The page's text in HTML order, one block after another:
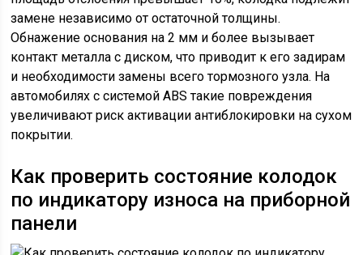
замене независимо от остаточной толщины.
Обнажение основания на 2 мм и более вызывает
контакт металла с диском, что приводит к его задирам
и необходимости замены всего тормозного узла. На
автомобилях с системой ABS такие повреждения
увеличивают риск активации антиблокировки на сухом
покрытии.
Как проверить состояние колодок
по индикатору износа на приборной
панели